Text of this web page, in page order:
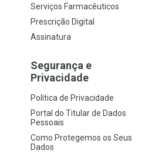
Serviços Farmacêuticos
Prescrição Digital
Assinatura
Segurança e
Privacidade
Política de Privacidade
Portal do Titular de Dados
Pessoais
Como Protegemos os Seus
Dados